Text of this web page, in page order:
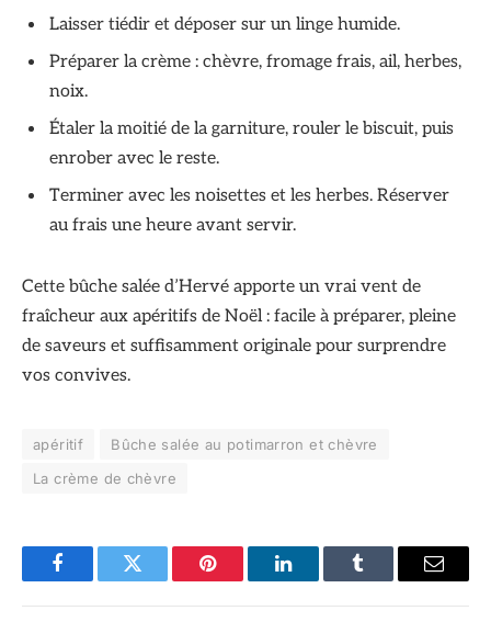
Laisser tiédir et déposer sur un linge humide.
Préparer la crème : chèvre, fromage frais, ail, herbes,
noix.
Étaler la moitié de la garniture, rouler le biscuit, puis
enrober avec le reste.
Terminer avec les noisettes et les herbes. Réserver
au frais une heure avant servir.
Cette bûche salée d’Hervé apporte un vrai vent de
fraîcheur aux apéritifs de Noël : facile à préparer, pleine
de saveurs et suffisamment originale pour surprendre
vos convives.
apéritif
Bûche salée au potimarron et chèvre
La crème de chèvre
FacebookTwitter Pinterest LinkedInTumblr Email